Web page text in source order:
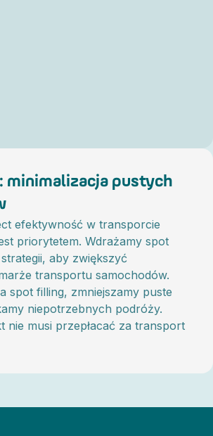
minimalizacja pustych
efektywność w transporcie
priorytetem. Wdrażamy spot
aby zwiększyć
transportu samochodów.
spot filling, zmniejszamy puste
niepotrzebnych podróży.
nie musi przepłacać za transport